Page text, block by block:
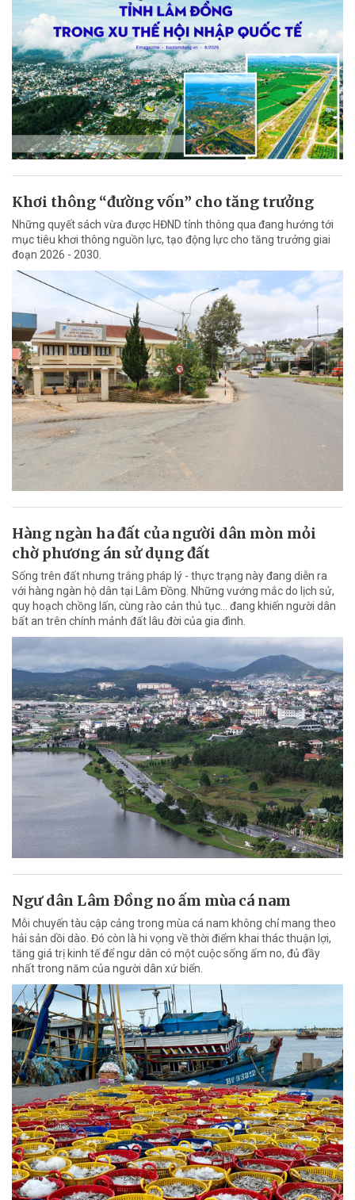
Khơi thông “đường vốn” cho tăng trưởng
Những quyết sách vừa được HĐND tỉnh thông qua đang hướng tới
mục tiêu khơi thông nguồn lực, tạo động lực cho tăng trưởng giai
đoạn 2026 - 2030.
Hàng ngàn ha đất của người dân mòn mỏi
chờ phương án sử dụng đất
Sống trên đất nhưng trắng pháp lý - thực trạng này đang diễn ra
với hàng ngàn hộ dân tại Lâm Đồng. Những vướng mắc do lịch sử,
quy hoạch chồng lấn, cùng rào cản thủ tục… đang khiến người dân
bất an trên chính mảnh đất lâu đời của gia đình.
Ngư dân Lâm Đồng no ấm mùa cá nam
Mỗi chuyến tàu cập cảng trong mùa cá nam không chỉ mang theo
hải sản dồi dào. Đó còn là hi vọng về thời điểm khai thác thuận lợi,
tăng giá trị kinh tế để ngư dân có một cuộc sống ấm no, đủ đầy
nhất trong năm của người dân xứ biển.